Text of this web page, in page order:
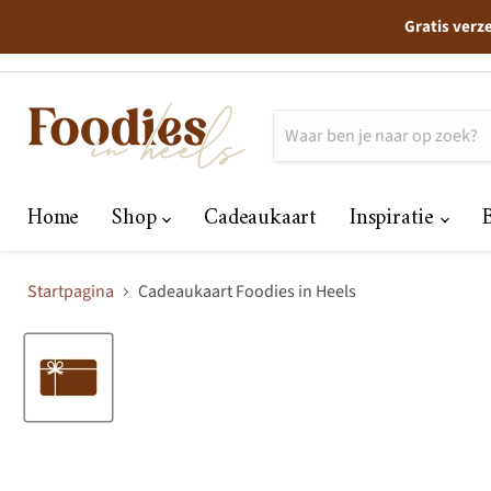
Gratis
Home Shop Cadeaukaart Inspiratie
Startpagina Cadeaukaart Foodies in Heels